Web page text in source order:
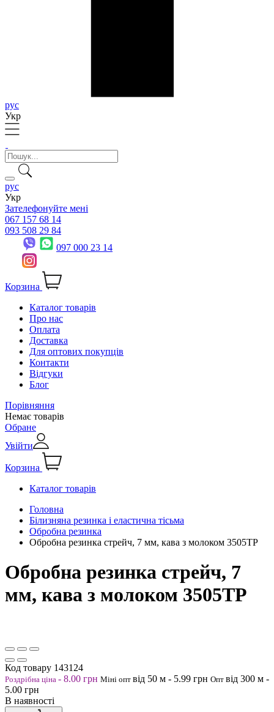
рус
Укр
рус
Укр
Зателефонуйте мені
067 157 68 14
093 508 29 84
097 000 23 14
Корзина
Каталог товарів
Про нас
Оплата
Доставка
Для оптових покупців
Контакти
Відгуки
Блог
Порівняння
Немає товарів
Обране
Увійти
Корзина
Каталог товарів
Головна
Білизняна резинка і еластична тісьма
Обробна резинка
Обробна резинка стрейч, 7 мм, кава з молоком 3505ТР
Обробна резинка стрейч, 7
мм, кава з молоком 3505ТР
Код товару 143124
Роздрібна ціна - 8.00 грн Міні опт від 50 м - 5.99 грн Опт від 300 м -
5.00 грн
В наявності